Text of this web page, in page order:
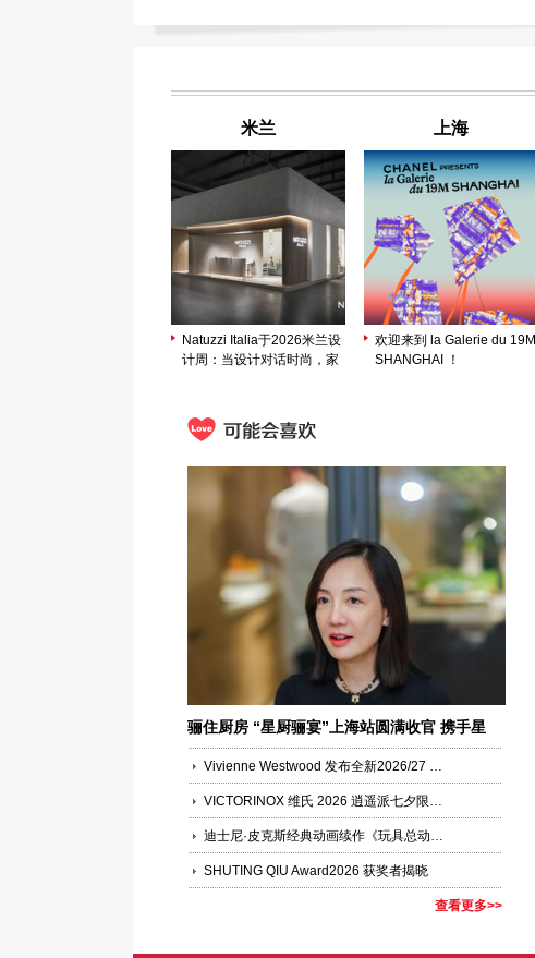
米兰
Natuzzi Italia于2026米兰设
计周：当设计对话时尚，家
上海
欢迎来到 la Galerie du 19M
SHANGHAI ！
骊住厨房 “星厨骊宴”上海站圆满收官 携手星
厨，以四季时令与城市文化演绎“上乘非奢”
Vivienne Westwood 发布全新2026/27 秋冬系列大片
VICTORINOX 维氏 2026 逍遥派七夕限定版瑞士军刀浪漫上市——凝萃瑞士匠心，赴约月书赤绳
迪士尼·皮克斯经典动画续作《玩具总动员5》中国首映礼盛大举办
SHUTING QIU Award2026 获奖者揭晓
查看更多>>